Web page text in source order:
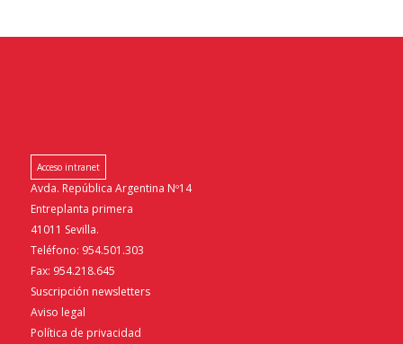
Acceso intranet
Avda. República Argentina Nº14
Entreplanta primera
41011 Sevilla.
Teléfono: 954.501.303
Fax: 954.218.645
Suscripción newsletters
Aviso legal
Política de privacidad